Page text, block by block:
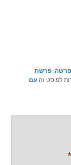
,פרשת
לפוסט זהעם
*